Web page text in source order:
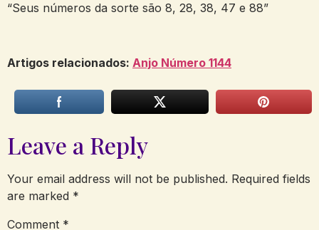
“Seus números da sorte são 8, 28, 38, 47 e 88”
Artigos relacionados: Anjo Número 1144
Leave a Reply
Your email address will not be published. Required fields
are marked *
Comment *